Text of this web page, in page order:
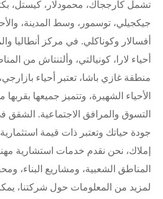
تشمل كارججاك، محمودلار، كيستل،
جيكجيلي، توسمور، وسط المدينة،
أفسالار وكوناكلي. في مركز أنطاليا
أحياء لارا، كونيالتي، وألتنتاش من
منطقة غازي باشا، تعتبر أحياء
الأحياء الشهيرة، وتتميز جميعها
التسوق والمرافق الاجتماعية.
جودة حياتك وتعتبر ذات قيمة
إملاك، نحن نقدم خدمات استشارية
المناطق الشعبية، ومشاريع البناء،
لمزيد من المعلومات حول شركتنا،